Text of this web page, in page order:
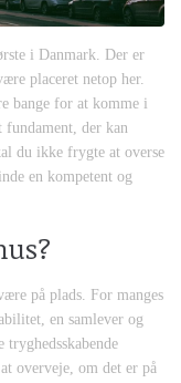
i Danmark. Der er
placeret netop her.
bange for at komme i
fundament, der kan
du ikke frygte at overse
en kompetent og
på plads. For manges
en samlever og
overveje, om det er på